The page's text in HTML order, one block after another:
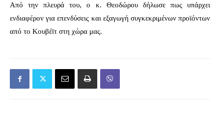
Από την πλευρά του, ο κ. Θεοδώρου δήλωσε πως υπάρχει
ενδιαφέρον για επενδύσεις και εξαγωγή συγκεκριμένων προϊόντων
από το Κουβέϊτ στη χώρα μας.